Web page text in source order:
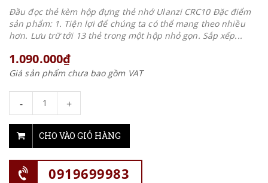
Đầu đọc thẻ kèm hộp đựng thẻ nhớ Ulanzi CRC10 Đặc điểm
sản phẩm: 1. Tiện lợi để chúng ta có thể mang theo nhiều
hơn. Lưu trữ tới 13 thẻ trong một hộp nhỏ gọn. Sắp xếp...
1.090.000₫
Giá sản phẩm chưa bao gồm VAT
- +
CHO VÀO GIỎ HÀNG
0919699983